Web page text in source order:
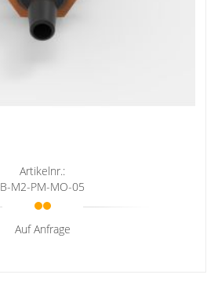
Artikelnr.:
B-M2-PM-MO-05
Auf Anfrage